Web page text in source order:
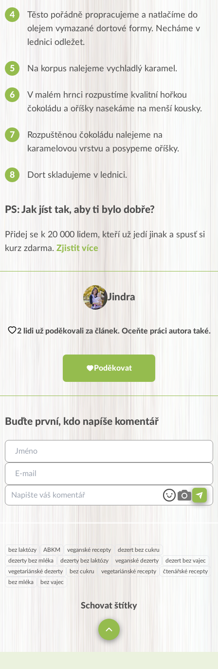
Těsto pořádně propracujeme a natlačíme do
olejem vymazané dortové formy. Necháme v
lednici odležet.
Na korpus nalejeme vychladlý karamel.
V malém hrnci rozpustíme kvalitní hořkou
čokoládu a oříšky nasekáme na menší kousky.
Rozpuštěnou čokoládu nalejeme na
karamelovou vrstvu a posypeme oříšky.
Dort skladujeme v lednici.
PS: Jak jíst tak, aby ti bylo dobře?
Přidej se k 20 000 lidem, kteří už jedí jinak a spusť si
kurz zdarma. Zjistit více
Jindra
2 lidi už poděkovali za článek. Oceňte práci autora také.
Poděkovat
Buďte první, kdo napíše komentář
bez laktózy ABKM veganské recepty
dezert bez cukru
dezerty bez mléka
dezerty bez laktózy veganské dezerty
dezert bez vajec
vegetariánské dezerty
bez cukru vegetariánské recepty
čtenářské recepty
bez mléka
bez vajec
Schovat štítky